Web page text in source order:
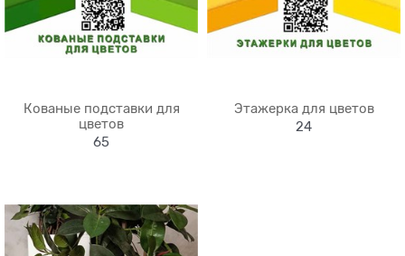
Кованые подставки для
цветов
65
Этажерка для цветов
24